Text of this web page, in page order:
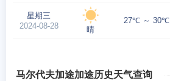
星期三
2024-08-28
晴
27℃ ～ 30℃
马尔代夫加途加途历史天气查询